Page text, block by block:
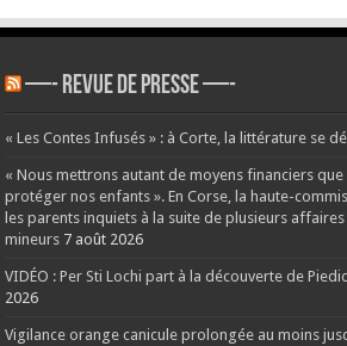
—- REVUE DE PRESSE —-
« Les Contes Infusés » : à Corte, la littérature se
« Nous mettrons autant de moyens financiers
protéger nos enfants ». En Corse, la haute-
les parents inquiets à la suite de plusieurs
mineurs 7 août 2026
VIDÉO : Per Sti Lochi part à la découverte de
2026
Vigilance orange canicule prolongée au moins